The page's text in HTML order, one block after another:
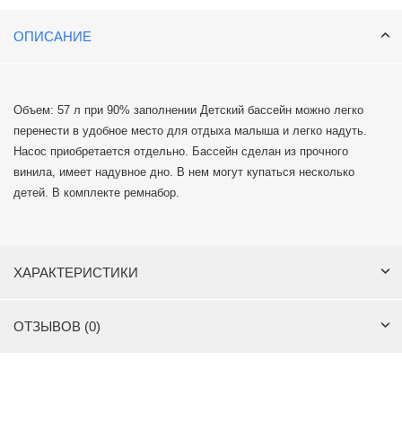
ОПИСАНИЕ
Объем: 57 л при 90% заполнении Детский бассейн можно легко
перенести в удобное место для отдыха малыша и легко надуть.
Насос приобретается отдельно. Бассейн сделан из прочного
винила, имеет надувное дно. В нем могут купаться несколько
детей. В комплекте ремнабор.
ХАРАКТЕРИСТИКИ
ОТЗЫВОВ (0)